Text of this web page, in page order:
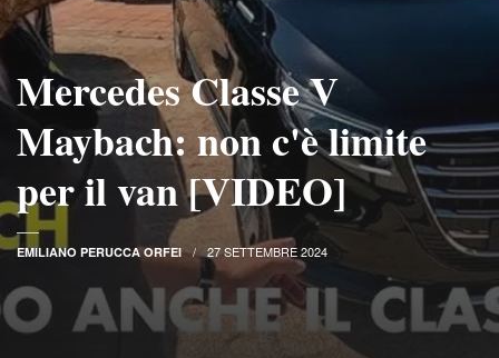
Mercedes Classe V
Maybach: non c'è limite
per il van [VIDEO]
EMILIANO PERUCCA ORFEI 27 SETTEMBRE 2024